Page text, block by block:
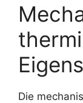
Die